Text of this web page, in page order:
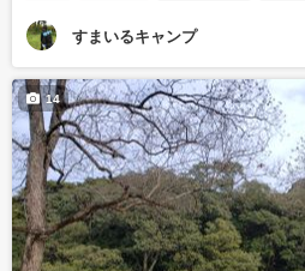
すまいるキャンプ
14